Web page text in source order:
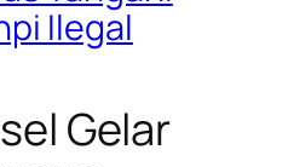
Ilegal
Gelar